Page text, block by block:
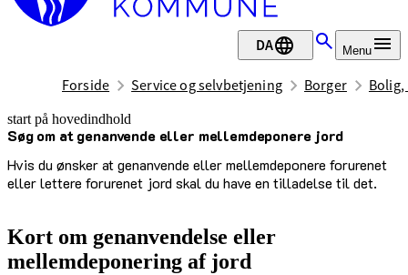
DA Menu
Forside Service og selvbetjening Borger
start på hovedindhold
Søg om at genanvende eller mellemdeponere jord
Hvis du ønsker at genanvende eller mellemdeponere forurenet
eller lettere forurenet jord skal du have en tilladelse til det.
senest opdateret 8. november 2024
Kort om genanvendelse eller
mellemdeponering af jord